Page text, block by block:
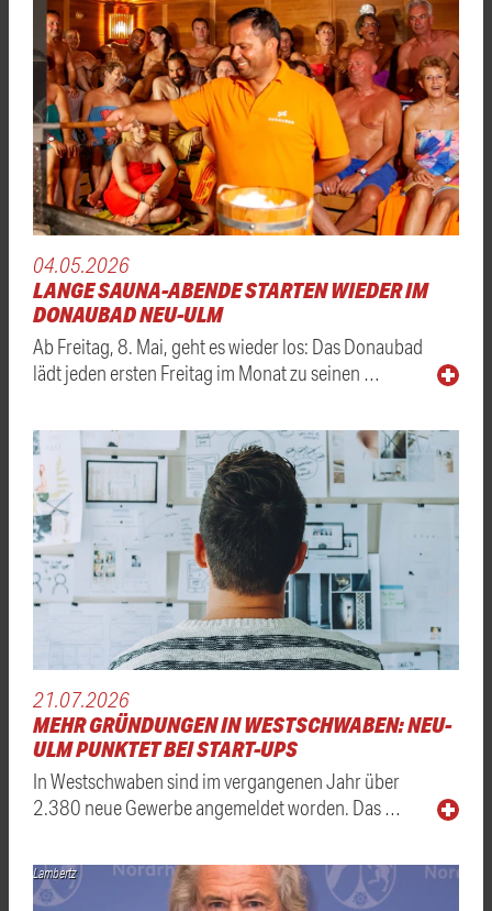
04.05.2026
LANGE SAUNA-ABENDE STARTEN WIEDER IM
DONAUBAD NEU-ULM
Ab Freitag, 8. Mai, geht es wieder los: Das Donaubad
lädt jeden ersten Freitag im Monat zu seinen …
21.07.2026
MEHR GRÜNDUNGEN IN WESTSCHWABEN: NEU-
ULM PUNKTET BEI START-UPS
In Westschwaben sind im vergangenen Jahr über
2.380 neue Gewerbe angemeldet worden. Das …
Lambertz